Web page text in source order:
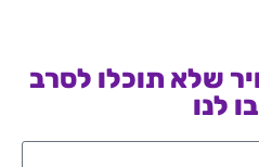
שלא תוכלו לסרב
לנו